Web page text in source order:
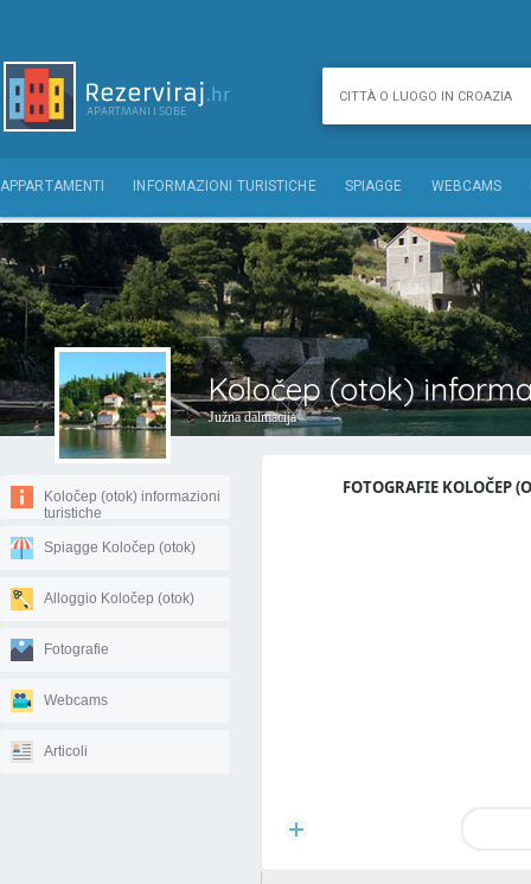
APPARTAMENTI INFORMAZIONI TURISTICHE SPIAGGE WEBCAMS
Koločep (otok)
Južna dalmacija
Koločep (otok) informazioni
turistiche
Spiagge Koločep (otok)
Alloggio Koločep (otok)
Fotografie
Webcams
Articoli
FOTOGRAFIE KOLOČEP